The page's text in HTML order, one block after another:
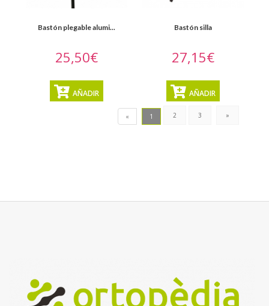
Bastón plegable alumi...
25,50€
AÑADIR
Bastón silla
27,15€
AÑADIR
« 1 2 3 »